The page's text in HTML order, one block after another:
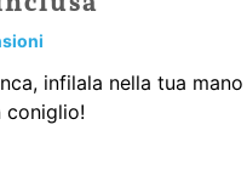
infilala nella tua
coniglio!